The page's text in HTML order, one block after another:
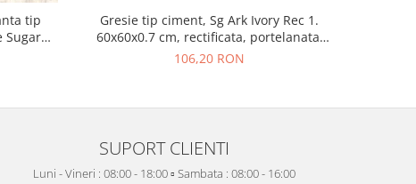
tip
Sugar
mat
Gresie tip ciment, Sg Ark Ivory Rec 1.
60x60x0.7 cm, rectificata, portelanata,
bej, finisaj mat
106,20 RON
SUPORT CLIENTI
Luni - Vineri : 08:00 - 18:00 ▫️ Sambata : 08:00 - 16:00